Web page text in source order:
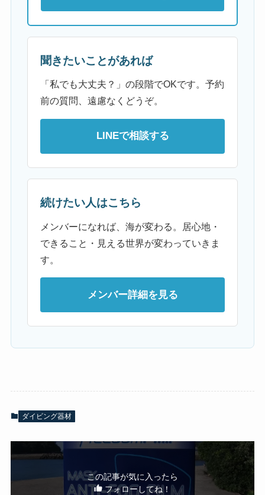
聞きたいことがあれば
「私でも大丈夫？」の段階でOKです。予約
前の質問、遠慮なくどうぞ。
LINEで相談する
続けたい人はこちら
メンバーになれば、海が変わる。居心地・
できること・見える世界が変わっていきま
す。
メンバー詳細を見る
ダイビング器材
この記事が気に入ったら
フォローしてね！